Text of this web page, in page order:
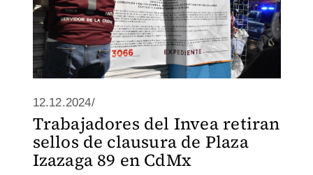
12.12.2024/
Trabajadores del Invea retiran
sellos de clausura de Plaza
Izazaga 89 en CdMx